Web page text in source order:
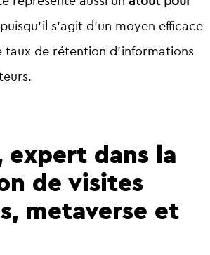
puisqu’il s’agit d’un moyen efficace
taux de rétention d’informations
expert dans la
de visites
metaverse et